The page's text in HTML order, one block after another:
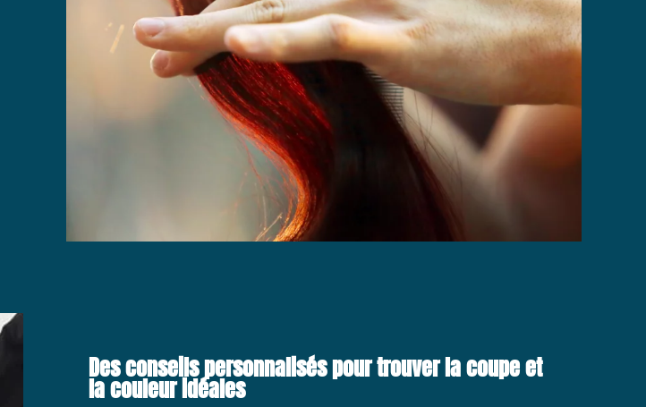
Des conseils personnalisés pour trouver la coupe et
la couleur idéales